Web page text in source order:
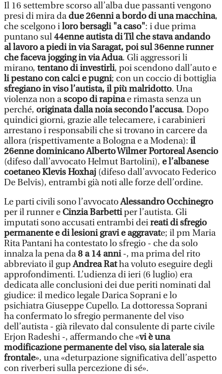
Il 16 settembre scorso all’alba due passanti vengono
presi di mira dadue 26enni a bordo di una macchina,
che scelgono iloro bersagli "a caso": i due prima
puntano sul44enne autista di Til che stava andando
al lavoro a piedi in via Saragat, poi sul 36enne runner
che faceva jogging in via Adua. Gli aggressori li
mirano, tentano di investirli, poi scendono dall’auto e
li pestano con calci e pugni; con un coccio di bottiglia
sfregiano in viso l’autista, il più malridotto. Una
violenza non ascopo di rapinae rimasta senza un
perché, originata dalla noia secondo l’accusa. Dopo
quindici giorni, grazie alle telecamere, i carabinieri
arrestano i responsabili che si trovano in carcere da
allora (rispettivamente a Bologna e a Modena): il
26enne dominicano Alberto Wilmer Portoreal Asencio
(difeso dall’avvocato Helmut Bartolini), e l’albanese
coetaneo Klevis Hoxhaj (difeso dall’avvocato Federico
De Belvis), entrambi già noti alle forze dell’ordine.
Le parti civili sono l’avvocatoAlessandro Occhinegro
per il runner e Cinzia Barbettiper l’autista. Gli
imputati sono accusati entrambi deireati di sfregio
permanente e di lesioni gravi e aggravate; il pm Maria
Rita Pantani ha contestato lo sfregio - che da solo
innalza la pena da8 a 14 anni-, ma prima del rito
abbreviato il gupAndrea Ratha voluto eseguire degli
approfondimenti. L’udienza di ieri (6 luglio) era
dedicata alle conclusioni dei due periti nominati dal
giudice: il medico legale Darica Soprani e lo
psichiatra Giuseppe Cupello. La dottoressa Soprani
ha confermato lo sfregio permanente del viso
dell’autista - già rilevato dal consulente di parte civile
Erjon Radeshi -, affermando che «vi è una
modificazione permanente del viso, sia laterale sia
frontale», una «deturpazione significativa dell’aspetto
con riverberi sulla percezione di sé».